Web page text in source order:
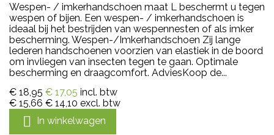
Wespen- / imkerhandschoen maat L beschermt u tegen
wespen of bijen. Een wespen- / imkerhandschoen is
ideaal bij het bestrijden van wespennesten of als imker
bescherming. Wespen-/Imkerhandschoen Zij lange
lederen handschoenen voorzien van elastiek in de boord
om invliegen van insecten tegen te gaan. Optimale
bescherming en draagcomfort. AdviesKoop de...
€ 18,95 € 17,05 incl. btw
€ 15,66 € 14,10 excl. btw
 In winkelwagen